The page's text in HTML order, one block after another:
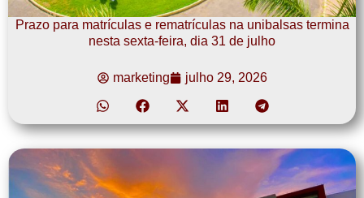
Prazo para matrículas e rematrículas na unibalsas termina
nesta sexta-feira, dia 31 de julho
marketing julho 29, 2026